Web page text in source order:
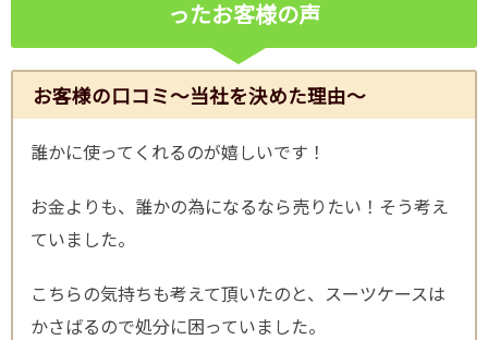
ったお客様の声
お客様の口コミ～当社を決めた理由～
誰かに使ってくれるのが嬉しいです！
お金よりも、誰かの為になるなら売りたい！そう考え
ていました。
こちらの気持ちも考えて頂いたのと、スーツケースは
かさばるので処分に困っていました。